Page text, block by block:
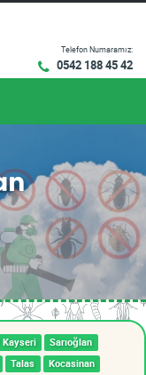
Telefon Numaramız:
0542 188 45 42
Kayseri
Sarıoğlan
Talas
Kocasinan